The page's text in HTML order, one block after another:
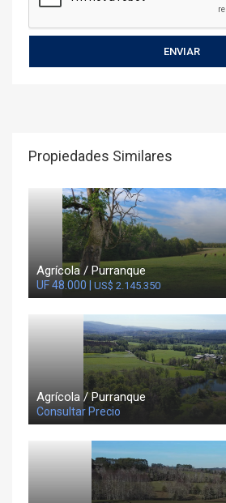
Propiedades Similares
Agrícola / Purranque
UF 48.000 | US$ 2.145.350
Agrícola / Purranque
Consultar Precio